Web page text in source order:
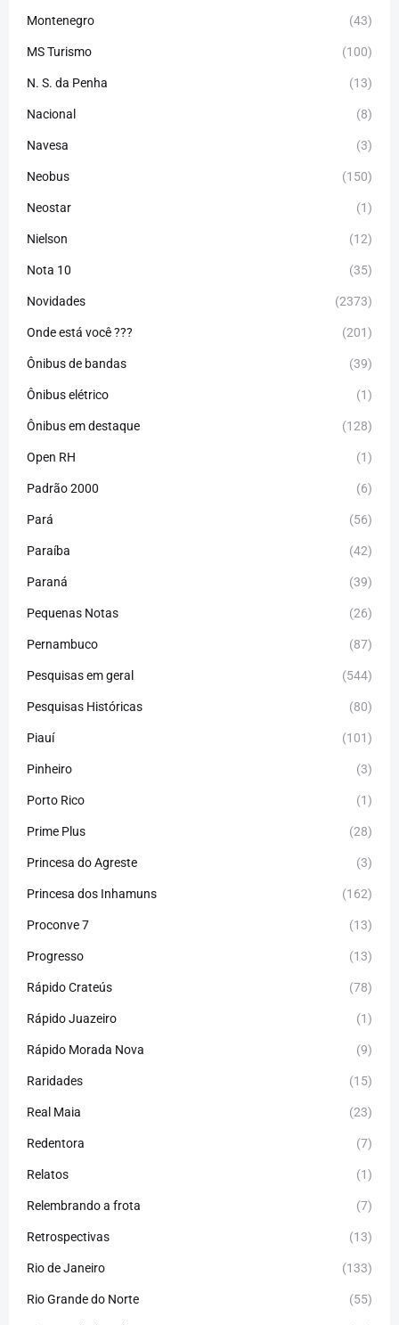
Montenegro (43)
MS Turismo (100)
N. S. da Penha (13)
Nacional (8)
Navesa (3)
Neobus (150)
Neostar (1)
Nielson (12)
Nota 10 (35)
Novidades (2373)
Onde está você ??? (201)
Ônibus de bandas (39)
Ônibus elétrico (1)
Ônibus em destaque (128)
Open RH (1)
Padrão 2000 (6)
Pará (56)
Paraíba (42)
Paraná (39)
Pequenas Notas (26)
Pernambuco (87)
Pesquisas em geral (544)
Pesquisas Históricas (80)
Piauí (101)
Pinheiro (3)
Porto Rico (1)
Prime Plus (28)
Princesa do Agreste (3)
Princesa dos Inhamuns (162)
Proconve 7 (13)
Progresso (13)
Rápido Crateús (78)
Rápido Juazeiro (1)
Rápido Morada Nova (9)
Raridades (15)
Real Maia (23)
Redentora (7)
Relatos (1)
Relembrando a frota (7)
Retrospectivas (13)
Rio de Janeiro (133)
Rio Grande do Norte (55)